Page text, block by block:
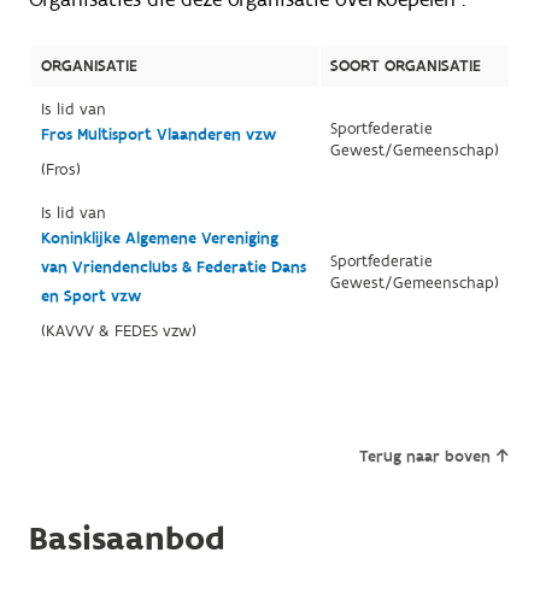
ORGANISATIE
SOORT ORGANISATIE
Is lid van
Fros Multisport Vlaanderen vzw
(Fros)
Sportfederatie
Gewest/Gemeenschap)
Is lid van
Koninklijke Algemene Vereniging
van Vriendenclubs & Federatie Dans
en Sport vzw
(KAVVV & FEDES vzw)
Sportfederatie
Gewest/Gemeenschap)
Terug naar boven
Basisaanbod